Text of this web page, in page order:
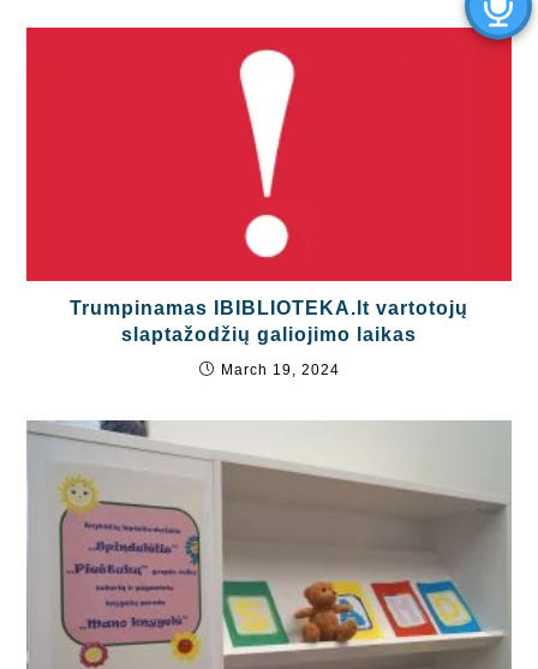
Trumpinamas IBIBLIOTEKA.lt vartotojų
slaptažodžių galiojimo laikas
March 19, 2024